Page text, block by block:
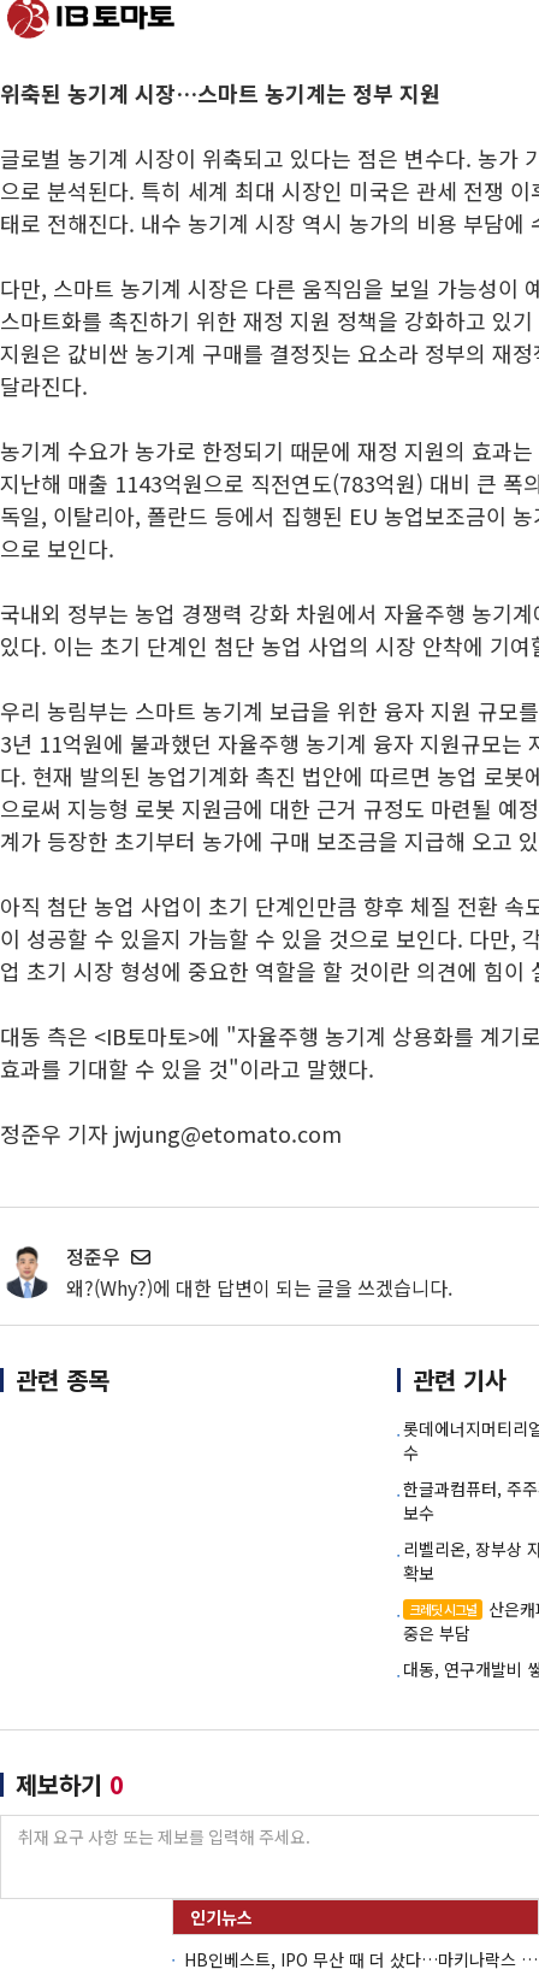
위축된 농기계 시장…스마트 농기계는 정부 지원
글로벌 농기계 시장이 위축되고 있다는 점은 변수다. 농가
으로 분석된다. 특히 세계 최대 시장인 미국은 관세 전쟁
태로 전해진다. 내수 농기계 시장 역시 농가의 비용 부담에
다만, 스마트 농기계 시장은 다른 움직임을 보일 가능성이
스마트화를 촉진하기 위한 재정 지원 정책을 강화하고 있
지원은 값비싼 농기계 구매를 결정짓는 요소라 정부의 재
달라진다.
농기계 수요가 농가로 한정되기 때문에 재정 지원의 효과
지난해 매출 1143억원으로 직전연도(783억원) 대비 큰 폭
독일, 이탈리아, 폴란드 등에서 집행된 EU 농업보조금이
으로 보인다.
국내외 정부는 농업 경쟁력 강화 차원에서 자율주행 농기
있다. 이는 초기 단계인 첨단 농업 사업의 시장 안착에 기
우리 농림부는 스마트 농기계 보급을 위한 융자 지원 규모
3년 11억원에 불과했던 자율주행 농기계 융자 지원규모는
다. 현재 발의된 농업기계화 촉진 법안에 따르면 농업 로봇
으로써 지능형 로봇 지원금에 대한 근거 규정도 마련될 예
계가 등장한 초기부터 농가에 구매 보조금을 지급해 오고
아직 첨단 농업 사업이 초기 단계인만큼 향후 체질 전환 속
이 성공할 수 있을지 가늠할 수 있을 것으로 보인다. 다만,
업 초기 시장 형성에 중요한 역할을 할 것이란 의견에 힘이
대동 측은 <IB토마토>에 "자율주행 농기계 상용화를 계기
효과를 기대할 수 있을 것"이라고 말했다.
정준우 기자 jwjung@etomato.com
정준우
왜?(Why?)에 대한 답변이 되는 글을 쓰겠습니다.
관련 종목 관련 기사
롯데에너지머티리
수
한글과컴퓨터, 주
보수
리벨리온, 장부상
확보
크레딧 시그널
산은
중은 부담
대동, 연구개발비
제보하기 0
HB인베스트, IPO 무산 때 더 샀다…마키나락스 투자 2.7배 회수